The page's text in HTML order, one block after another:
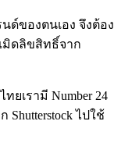
ด์ของตนเอง จึงต้อง
มิดลิขสิทธิ์จาก
ยเรามี Number 24
ไปใช้